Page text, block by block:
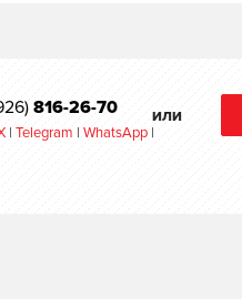
816-26-70
| Telegram | WhatsApp |
ИЛИ